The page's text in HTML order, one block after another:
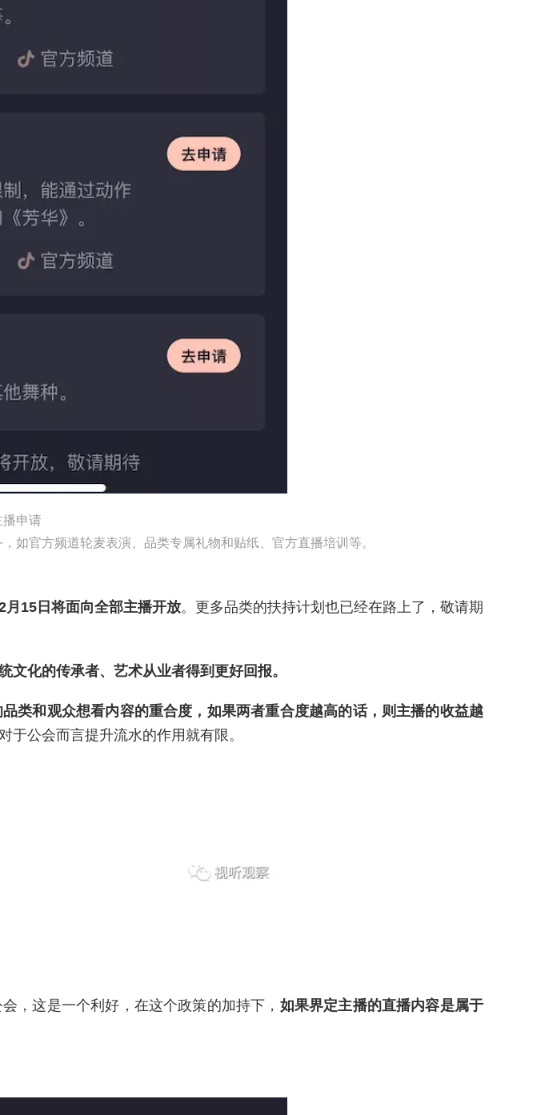
播申请
如官方频道轮麦表演、品类专属礼物和贴纸、官方直播培训等。
2月15日将面向全部主播开放。更多品类的扶持计划也已经在路上了，敬请期
化的传承者、艺术从业者得到更好回报。
类和观众想看内容的重合度，如果两者重合度越高的话，则主播的收益越
公会而言提升流水的作用就有限。
，这是一个利好，在这个政策的加持下， 如果界定主播的直播内容是属于